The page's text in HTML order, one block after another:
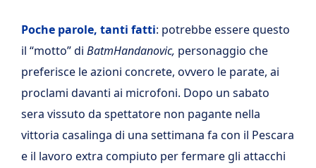
Poche parole, tanti fatti: potrebbe essere questo
il “motto” di BatmHandanovic, personaggio che
preferisce le azioni concrete, ovvero le parate, ai
proclami davanti ai microfoni. Dopo un sabato
sera vissuto da spettatore non pagante nella
vittoria casalinga di una settimana fa con il Pescara
e il lavoro extra compiuto per fermare gli attacchi